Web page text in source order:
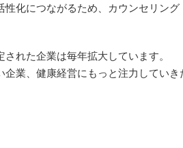
化につながるため、カウンセリン
れた企業は毎年拡大しています。
業、健康経営にもっと注力してい